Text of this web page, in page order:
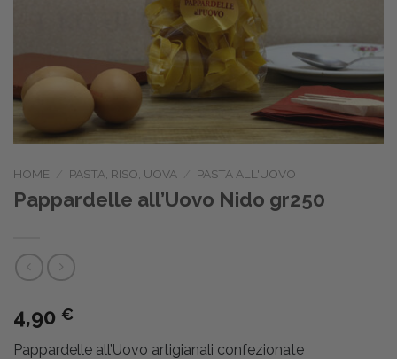
HOME PASTA, RISO, UOVA PASTA ALL'UOVO
Pappardelle all’Uovo Nido gr250
4,90 €
Pappardelle all’Uovo artigianali confezionate